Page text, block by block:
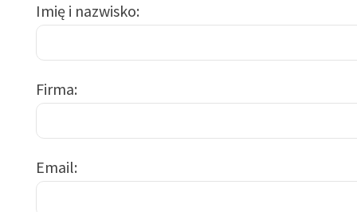
Imię i nazwisko
Firma
Email